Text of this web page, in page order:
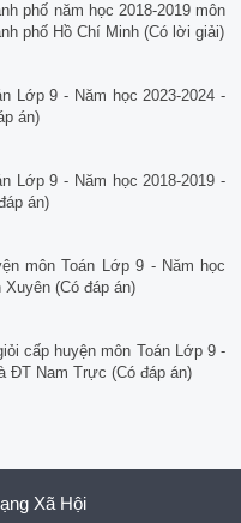
phố năm học 2018-2019 môn
phố Hồ Chí Minh (Có lời giải)
Lớp 9 - Năm học 2023-2024 -
án)
Lớp 9 - Năm học 2018-2019 -
án)
môn Toán Lớp 9 - Năm học
(Có đáp án)
cấp huyện môn Toán Lớp 9 -
ĐT Nam Trực (Có đáp án)
Xã Hội